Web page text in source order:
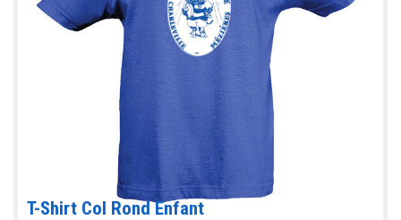
T-Shirt Col Rond Enfant